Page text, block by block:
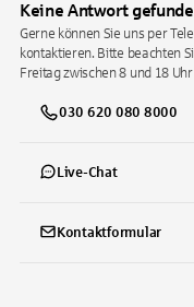
Keine Antwort
Gerne können Sie uns per
kontaktieren. Bitte beachten
Freitag zwischen 8 und 18
030 620 080 8000
Live-Chat
Kontaktformular